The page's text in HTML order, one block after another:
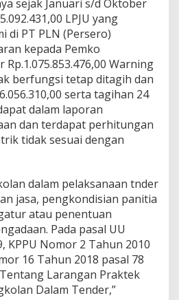
sejak Januari s/d Oktober
LPJU yang
di PT PLN (Persero)
kepada Pemko
Warning
berfungsi tetap ditagih dan
serta tagihan 24
dalam laporan
dan terdapat perhitungan
tidak sesuai dengan
dalam pelaksanaan tnder
jasa, pengkondisian panitia
atau penentuan
Pada pasal UU
KPPU Nomor 2 Tahun 2010
16 Tahun 2018 pasal 78
Larangan Praktek
Dalam Tender,”